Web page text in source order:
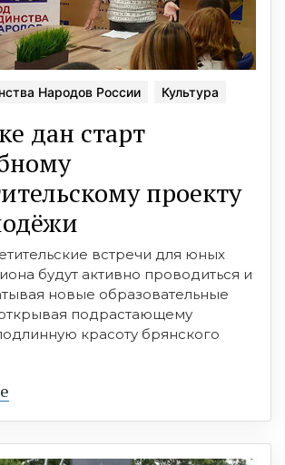
Народов России Культура
дан старт
проекту
встречи для юных
будут активно проводиться и
новые образовательные
подрастающему
красоту брянского